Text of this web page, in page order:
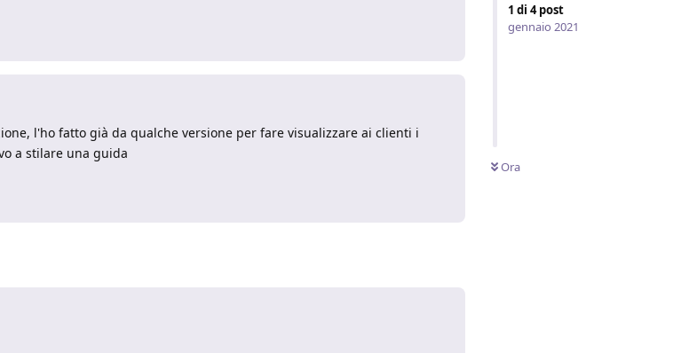
1 di 4post
gennaio 2021
Ora
l'ho fatto già da qualche versione per fare visualizzare ai clienti i
a stilare una guida